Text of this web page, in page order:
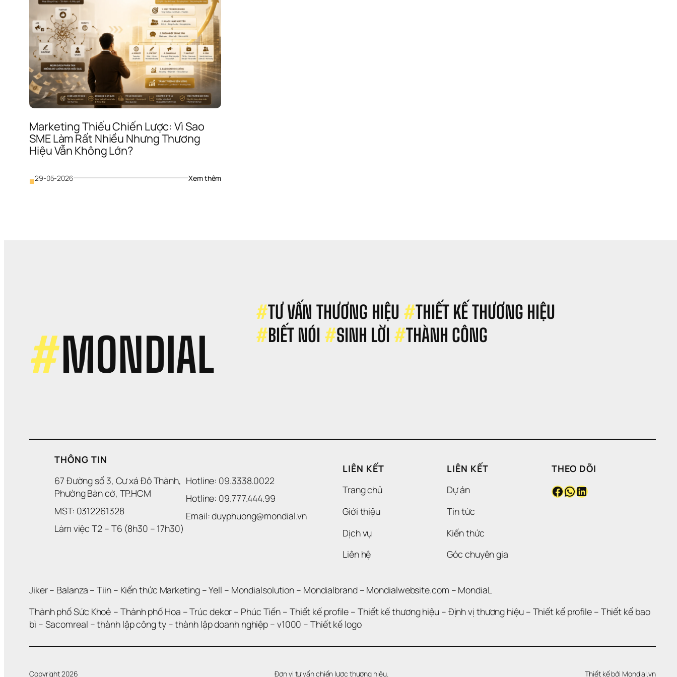
Marketing Thiếu Chiến Lược: Vì Sao
SME Làm Rất Nhiều Nhưng Thương
Hiệu Vẫn Không Lớn?
■29-05-2026 Xem thêm:
#MONDIAL
#TƯ VẤN THƯƠNG HIỆU #THIẾT KẾ THƯƠNG HIỆU
#BIẾT NÓI #SINH LỜI #THÀNH CÔNG
THÔNG TIN
67 Đường số 3, Cư xá Đô Thành,
Phường Bàn cờ, TP.HCM
MST: 0312261328
Làm việc T2 – T6 (8h30 – 17h30)
Hotline: 09.3338.0022
Hotline: 09.777.444.99
Email: duyphuong@mondial.vn
LIÊN KẾT
Trang chủ
Giới thiệu
Dịch vụ
Liên hệ
LIÊN KẾT
Dự án
Tin tức
Kiến thức
Góc chuyên gia
THEO DÕI
Facebook WhatsApp LinkedIn
Jiker – Balanza – Tiin – Kiến thức Marketing – Yell – Mondialsolution – Mondialbrand – Mondialwebsite.com – MondiaL
Thành phố Sức Khoẻ – Thành phố Hoa – Trúc dekor – Phúc Tiến – Thiết kế profile – Thiết kế thương hiệu – Định vị thương hiệu – Thiết kế profile – Thiết kế bao
bì – Sacomreal – thành lập công ty – thành lập doanh nghiệp – v1000 – Thiết kế logo
Copyright 2026 Đơn vị tư vấn chiến lược thương hiệu. Thiết kế bởi Mondial.vn